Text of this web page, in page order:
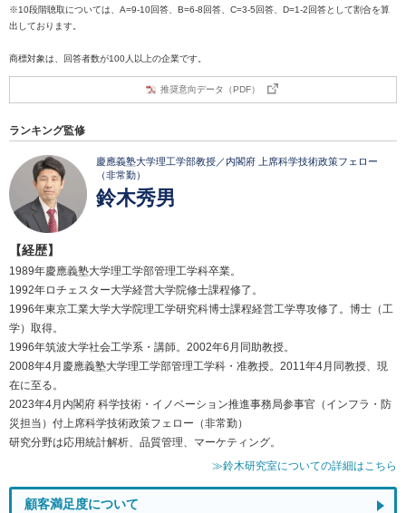
※10段階聴取については、A=9-10回答、B=6-8回答、C=3-5回答、D=1-2回答として割合を算
出しております。
商標対象は、回答者数が100人以上の企業です。
推奨意向データ（PDF）
ランキング監修
慶應義塾大学理工学部教授／内閣府 上席科学技術政策フェロー
（非常勤）
鈴木秀男
【経歴】
1989年慶應義塾大学理工学部管理工学科卒業。
1992年ロチェスター大学経営大学院修士課程修了。
1996年東京工業大学大学院理工学研究科博士課程経営工学専攻修了。博士（工
学）取得。
1996年筑波大学社会工学系・講師。2002年6月同助教授。
2008年4月慶應義塾大学理工学部管理工学科・准教授。2011年4月同教授、現
在に至る。
2023年4月内閣府 科学技術・イノベーション推進事務局参事官（インフラ・防
災担当）付上席科学技術政策フェロー（非常勤）
研究分野は応用統計解析、品質管理、マーケティング。
≫鈴木研究室についての詳細はこちら
顧客満足度について